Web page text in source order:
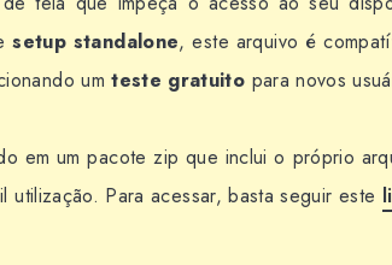
setup standalone, este arquivo é
umteste gratuito para novos
em um pacote zip que inclui o próprio
utilização. Para acessar, basta seguir este